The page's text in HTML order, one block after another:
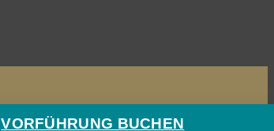
VORFÜHRUNG BUCHEN